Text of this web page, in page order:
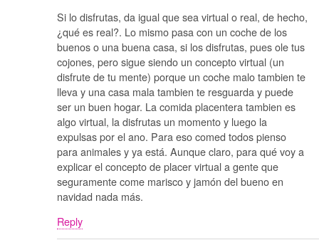
Si lo disfrutas, da igual que sea virtual o real, de hecho,
¿qué es real?. Lo mismo pasa con un coche de los
buenos o una buena casa, si los disfrutas, pues ole tus
cojones, pero sigue siendo un concepto virtual (un
disfrute de tu mente) porque un coche malo tambien te
lleva y una casa mala tambien te resguarda y puede
ser un buen hogar. La comida placentera tambien es
algo virtual, la disfrutas un momento y luego la
expulsas por el ano. Para eso comed todos pienso
para animales y ya está. Aunque claro, para qué voy a
explicar el concepto de placer virtual a gente que
seguramente come marisco y jamón del bueno en
navidad nada más.
Reply